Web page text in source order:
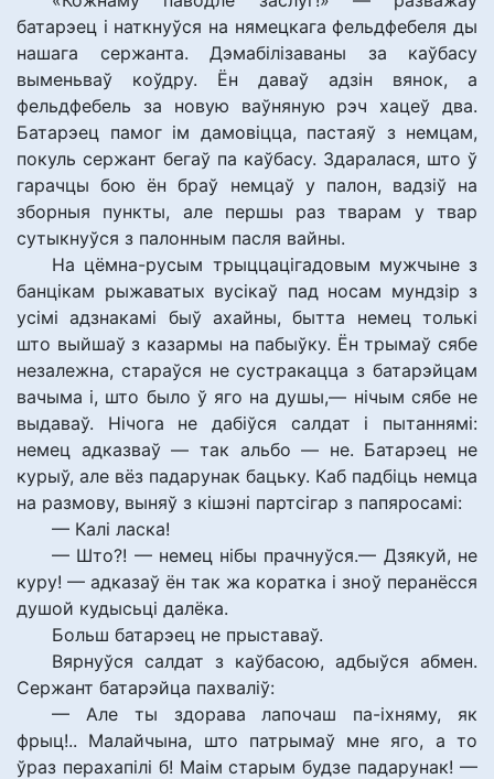
батарэец і наткнуўся на нямецкага фельдфебеля ды
нашага сержанта. Дэмабілізаваны за каўбасу
выменьваў коўдру. Ён даваў адзін вянок, а
фельдфебель за новую ваўняную рэч хацеў два.
Батарэец памог ім дамовіцца, пастаяў з немцам,
покуль сержант бегаў па каўбасу. Здаралася, што ў
гарачцы бою ён браў немцаў у палон, вадзіў на
зборныя пункты, але першы раз тварам у твар
сутыкнуўся з палонным пасля вайны.
На цёмна-русым трыццацігадовым мужчыне з
банцікам рыжаватых вусікаў пад носам мундзір з
усімі адзнакамі быў ахайны, бытта немец толькі
што выйшаў з казармы на пабыўку. Ён трымаў сябе
незалежна, стараўся не сустракацца з батарэйцам
вачыма і, што было ў яго на душы,— нічым сябе не
выдаваў. Нічога не дабіўся салдат і пытаннямі:
немец адказваў — так альбо — не. Батарэец не
курыў, але вёз падарунак бацьку. Каб падбіць немца
на размову, выняў з кішэні партсігар з папяросамі:
— Калі ласка!
— Што?! — немец нібы прачнуўся.— Дзякуй, не
куру! — адказаў ён так жа коратка і зноў перанёсся
душой кудысьці далёка.
Больш батарэец не прыставаў.
Вярнуўся салдат з каўбасою, адбыўся абмен.
Сержант батарэйца пахваліў:
— Але ты здорава лапочаш па-іхняму, як
фрыц!.. Малайчына, што патрымаў мне яго, а то
ўраз перахапілі б! Маім старым будзе падарунак! —